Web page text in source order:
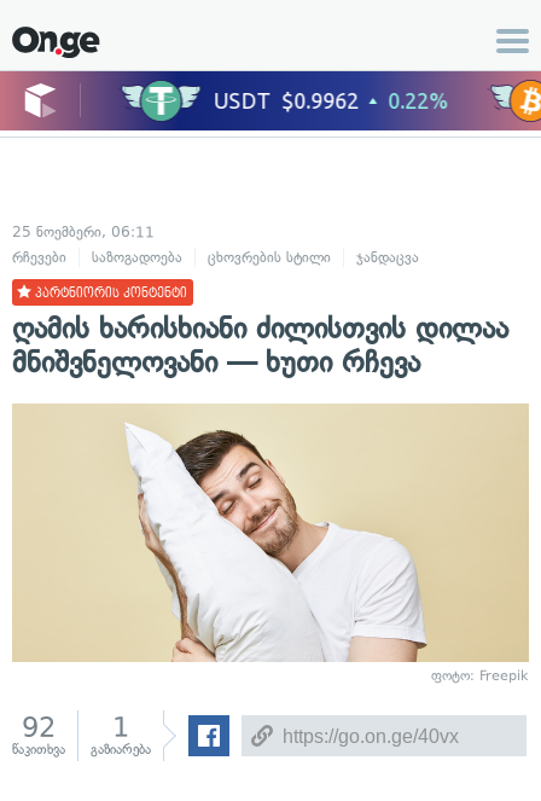
25 ნოემბერი, 06:11
რჩევები
საზოგადოება ცხოვრების სტილი ჯანდაცვა
პარტნიორის კონტენტი
ღამის ხარისხიანი ძილისთვის დილაა
მნიშვნელოვანი — ხუთი რჩევა
ფოტო: Freepik
92
წაკითხვა
1
გაზიარება